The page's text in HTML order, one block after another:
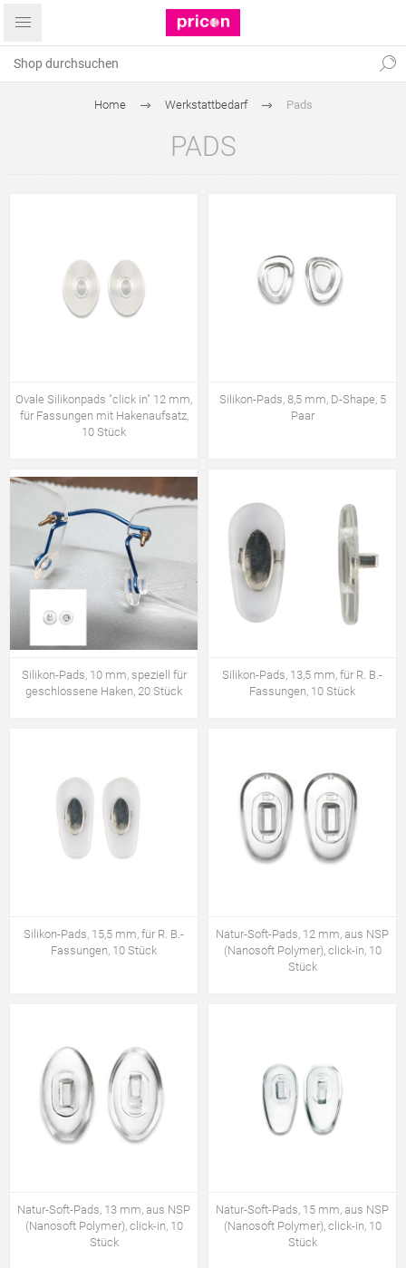
Home Werkstattbedarf Pads
PADS
Ovale Silikonpads "click in" 12 mm,
für Fassungen mit Hakenaufsatz,
10 Stück
Silikon-Pads, 8,5 mm, D-Shape, 5
Paar
Silikon-Pads, 10 mm, speziell für
geschlossene Haken, 20 Stück
Silikon-Pads, 13,5 mm, für R. B.-
Fassungen, 10 Stück
Silikon-Pads, 15,5 mm, für R. B.-
Fassungen, 10 Stück
Natur-Soft-Pads, 12 mm, aus NSP
(Nanosoft Polymer), click-in, 10
Stück
Natur-Soft-Pads, 13 mm, aus NSP
(Nanosoft Polymer), click-in, 10
Stück
Natur-Soft-Pads, 15 mm, aus NSP
(Nanosoft Polymer), click-in, 10
Stück